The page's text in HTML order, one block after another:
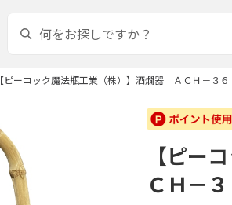
【ピーコック魔法瓶工業（株）】酒燗器 ＡＣＨ－３６
【ピー
ＣＨ－３